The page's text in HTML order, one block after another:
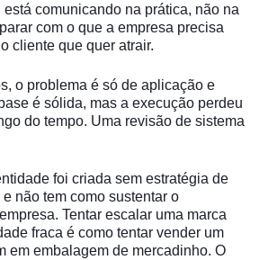
comunicando na prática, não na
com o que a empresa precisa
cliente que quer atrair.
o problema é só de aplicação e
é sólida, mas a execução perdeu
do tempo. Uma revisão de sistema
foi criada sem estratégia de
não tem como sustentar o
Tentar escalar uma marca
fraca é como tentar vender um
em embalagem de mercadinho. O